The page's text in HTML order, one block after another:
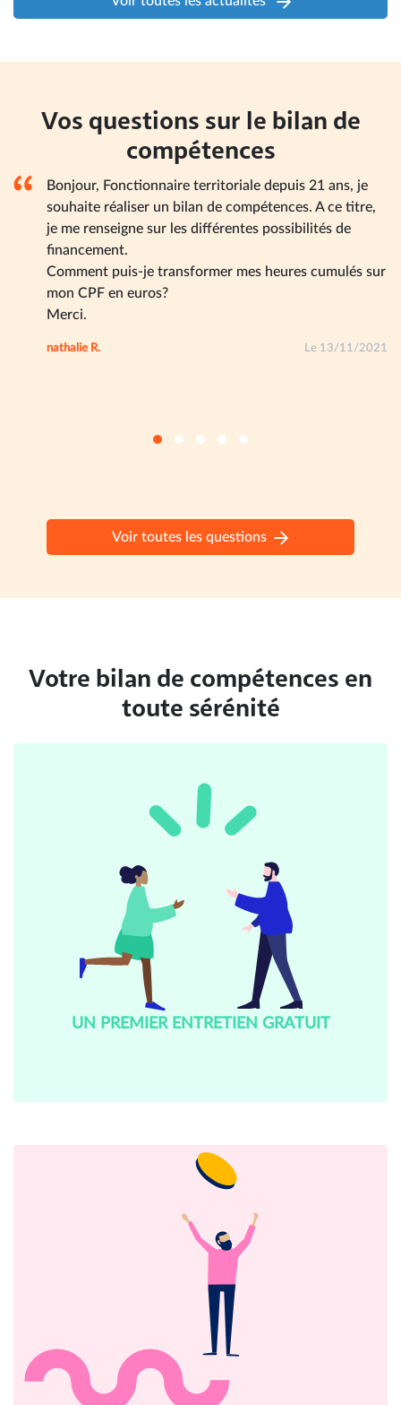
vous
Vos questions sur le bilan de
compétences
Bonjour, Fonctionnaire territoriale depuis 21 ans, je
souhaite réaliser un bilan de compétences. A ce titre,
je me renseigne sur les différentes possibilités de
financement.
Comment puis-je transformer mes heures cumulés sur
mon CPF en euros?
Merci.
nathalie R. Le 13/11/2021
Voir toutes les questions
Votre bilan de compétences en
toute sérénité
UN PREMIER ENTRETIEN GRATUIT